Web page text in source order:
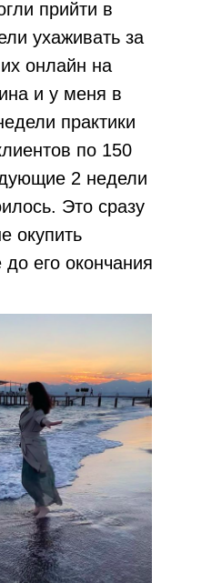
прийти в
ухаживать за
онлайн на
и у меня в
практики
по 150
2 недели
Это сразу
окупить
его окончания
Я была